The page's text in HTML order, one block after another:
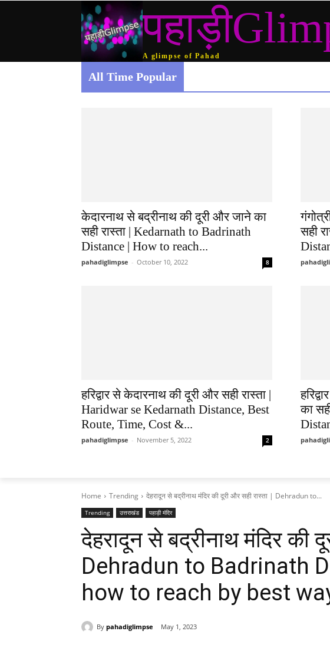
A glimpse of Pahad
All Time Popular
केदारनाथ से बद्रीनाथ की दूरी और जाने का
सही रास्ता | Kedarnath to Badrinath
Distance | How to reach...
pahadiglimpse - October 10, 2022 8
सही
हरिद्वार से केदारनाथ की दूरी और सही रास्ता |
Haridwar se Kedarnath Distance, Best
Route, Time, Cost &...
pahadiglimpse - November 5, 2022 2
का
Home Trending देहरादून से बद्रीनाथ मंदिर की दूरी और सही रास्ता | Dehradun to...
Trending उत्तराखंड पहाड़ी मंदिर
देहरादून से बद्रीनाथ मंदिर की
Dehradun to Badrinath
how to reach by best
By pahadiglimpse May 1, 2023